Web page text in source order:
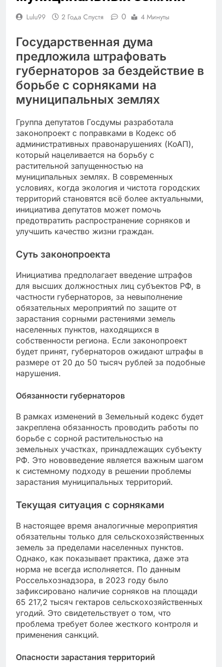
Lulu99 2 Года Спустя 0 4 Минуты
Государственная дума
предложила штрафовать
губернаторов за бездействие в
борьбе с сорняками на
муниципальных землях
Группа депутатов Госдумы разработала
законопроект с поправками в Кодекс об
административных правонарушениях (КоАП),
который нацеливается на борьбу с
растительной запущенностью на
муниципальных землях. В современных
условиях, когда экология и чистота городских
территорий становятся всё более актуальными,
инициатива депутатов может помочь
предотвратить распространение сорняков и
улучшить качество жизни граждан.
Суть законопроекта
Инициатива предполагает введение штрафов
для высших должностных лиц субъектов РФ, в
частности губернаторов, за невыполнение
обязательных мероприятий по защите от
зарастания сорными растениями земель
населенных пунктов, находящихся в
собственности региона. Если законопроект
будет принят, губернаторов ожидают штрафы в
размере от 20 до 50 тысяч рублей за подобные
нарушения.
Обязанности губернаторов
В рамках изменений в Земельный кодекс будет
закреплена обязанность проводить работы по
борьбе с сорной растительностью на
земельных участках, принадлежащих субъекту
РФ. Это нововведение является важным шагом
к системному подходу в решении проблемы
зарастания муниципальных территорий.
Текущая ситуация с сорняками
В настоящее время аналогичные мероприятия
обязательны только для сельскохозяйственных
земель за пределами населенных пунктов.
Однако, как показывает практика, даже эта
норма не всегда исполняется. По данным
Россельхознадзора, в 2023 году было
зафиксировано наличие сорняков на площади
65 217,2 тысяч гектаров сельскохозяйственных
угодий. Это свидетельствует о том, что
проблема требует более жесткого контроля и
применения санкций.
Опасности зарастания территорий